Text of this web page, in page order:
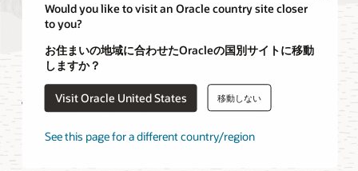
Would you like to visit an Oracle country site closer
to you?
お住まいの地域に合わせたOracleの国別サイトに移動
しますか？
Visit Oracle United States 移動しない
See this page for a different country/region
クラウド・アーキ
テクチャ・センタ
ー